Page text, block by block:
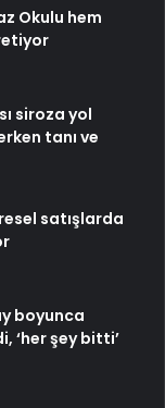
Okulu hem
siroza yol
tanı ve
satışlarda
boyunca
‘her şey bitti’